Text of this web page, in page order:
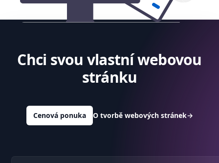
Chci svou vlastní webovou
stránku
Cenová ponuka O tvorbě webových stránek→